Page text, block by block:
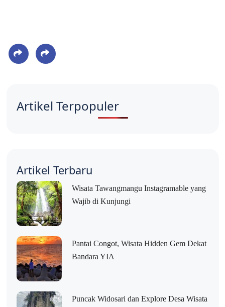
Artikel Terpopuler
Artikel Terbaru
Wisata Tawangmangu Instagramable yang
Wajib di Kunjungi
Pantai Congot, Wisata Hidden Gem Dekat
Bandara YIA
Puncak Widosari dan Explore Desa Wisata